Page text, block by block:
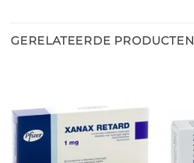
GERELATEERDE PRODUCTEN